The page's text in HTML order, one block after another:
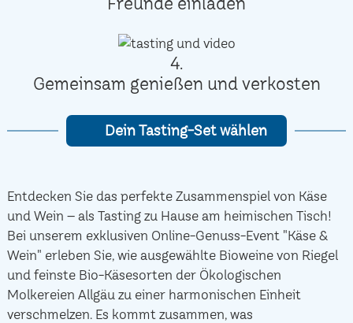
4.
Gemeinsam genießen und verkosten
Dein Tasting-Set wählen
Entdecken Sie das perfekte Zusammenspiel von Käse
und Wein – als Tasting zu Hause am heimischen Tisch!
Bei unserem exklusiven Online-Genuss-Event "Käse &
Wein" erleben Sie, wie ausgewählte Bioweine von Riegel
und feinste Bio-Käsesorten der Ökologischen
Molkereien Allgäu zu einer harmonischen Einheit
verschmelzen. Es kommt zusammen, was